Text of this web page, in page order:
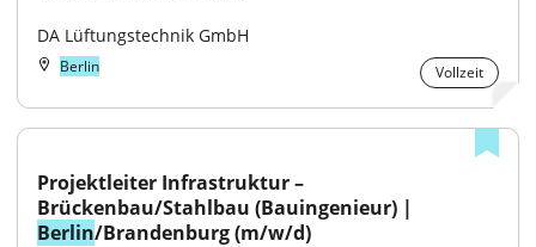
DA Lüftungstechnik GmbH
Berlin Vollzeit
Projektleiter Infrastruktur –
Berlin/Brandenburg (m/w/d)